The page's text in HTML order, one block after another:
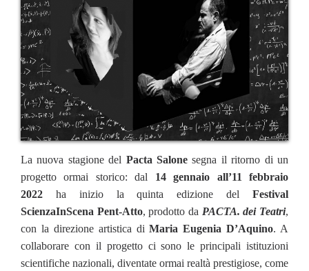
La nuova stagione del Pacta Salone segna il ritorno di un
progetto ormai storico: dal 14 gennaio all’11 febbraio
2022 ha inizio la quinta edizione delFestival
ScienzaInScena Pent-Atto, prodotto da PACTA. dei Teatri,
con la direzione artistica di Maria Eugenia D’Aquino. A
collaborare con il progetto ci sono le principali istituzioni
scientifiche nazionali, diventate ormai realtà prestigiose, come